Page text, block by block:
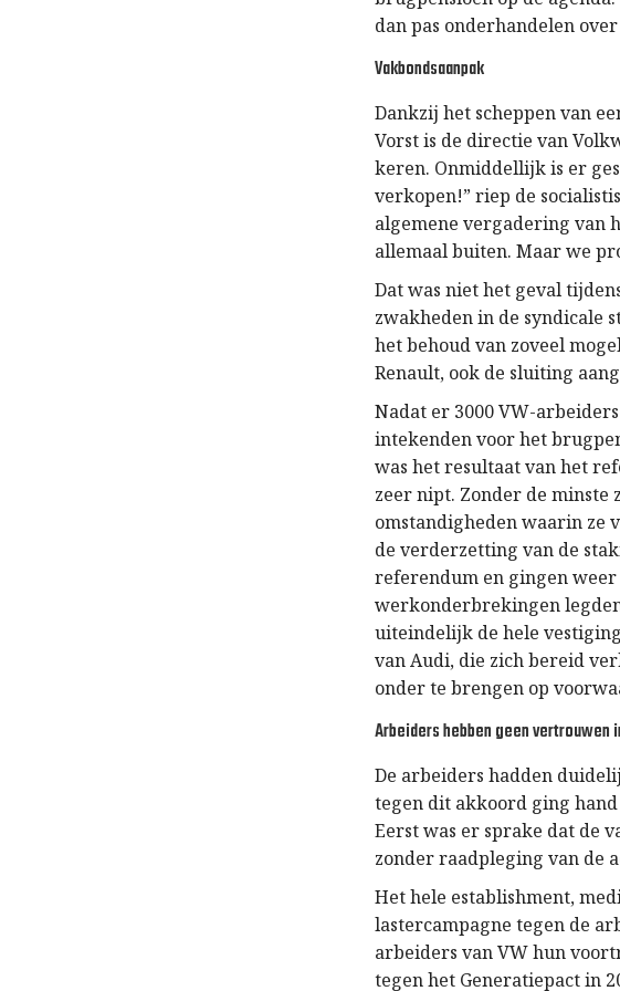
dan pas onderhandelen
Vakbondsaanpak
Dankzij het scheppen van
Vorst is de directie van
keren. Onmiddellijk is er
verkopen!” riep de
algemene vergadering van
allemaal buiten. Maar we
Dat was niet het geval
zwakheden in de syndicale
het behoud van zoveel
Renault, ook de sluiting
Nadat er 3000 VW-
intekenden voor het
was het resultaat van het
zeer nipt. Zonder de minste
omstandigheden waarin ze
de verderzetting van de
referendum en gingen
werkonderbrekingen
uiteindelijk de hele
van Audi, die zich bereid
onder te brengen op
Arbeiders hebben geen vertrouwen
De arbeiders hadden
tegen dit akkoord ging
Eerst was er sprake dat de
zonder raadpleging van de
Het hele establishment,
lastercampagne tegen de
arbeiders van VW hun
tegen het Generatiepact in